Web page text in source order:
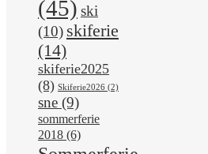
(45) ski
(10) skiferie
(14)
skiferie2025
(8) Skiferie2026 (2)
sne (9)
sommerferie
2018 (6)